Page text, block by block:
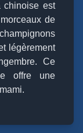
chinoise est
de
légèrement
Ce
offre une